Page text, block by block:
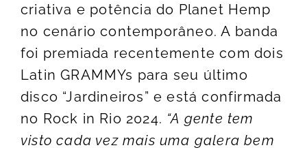
criativa e potência do Planet Hemp
no cenário contemporâneo. A banda
foi premiada recentemente com dois
Latin GRAMMYs para seu último
disco “Jardineiros” e está confirmada
no Rock in Rio 2024. “A gente tem
visto cada vez mais uma galera bem